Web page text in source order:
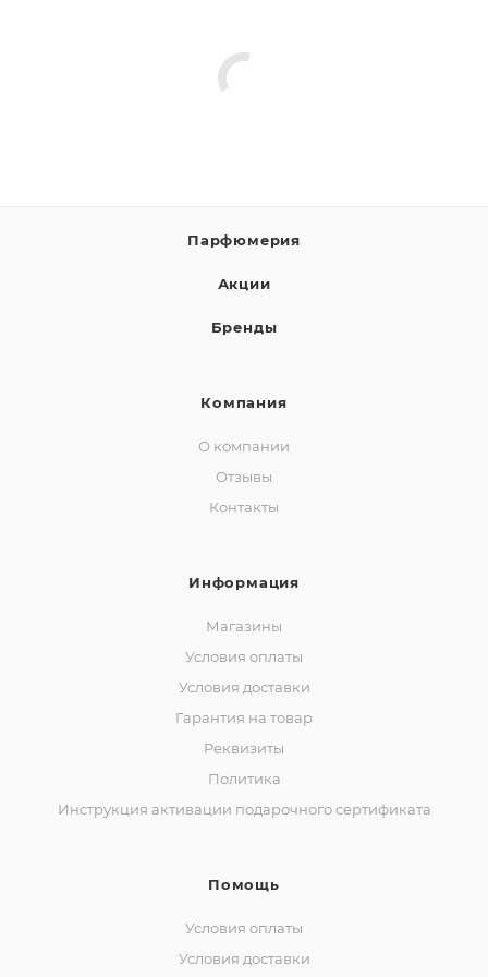
Парфюмерия
Акции
Бренды
Компания
О компании
Отзывы
Контакты
Информация
Магазины
Условия оплаты
Условия доставки
Гарантия на товар
Реквизиты
Политика
Инструкция активации подарочного сертификата
Помощь
Условия оплаты
Условия доставки